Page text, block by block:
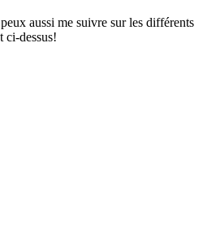
aussi me suivre sur les différents
ci-dessus!